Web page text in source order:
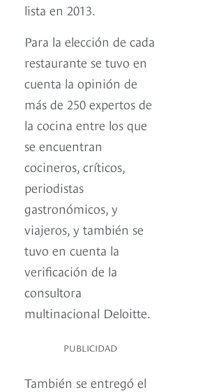
lista en 2013.
Para la elección de cada
restaurante se tuvo en
cuenta la opinión de
más de 250 expertos de
la cocina entre los que
se encuentran
cocineros, críticos,
periodistas
gastronómicos, y
viajeros, y también se
tuvo en cuenta la
verificación de la
consultora
multinacional Deloitte.
PUBLICIDAD
También se entregó el